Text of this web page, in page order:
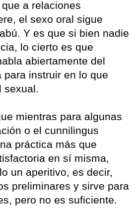
a relaciones
el sexo oral sigue
Y es que si bien nadie
lo cierto es que
abiertamente del
para instruir en lo que
sexual.
mientras para algunas
o el cunnilingus
práctica más que
en sí misma,
un aperitivo, es decir,
preliminares y sirve para
pero no es suficiente.